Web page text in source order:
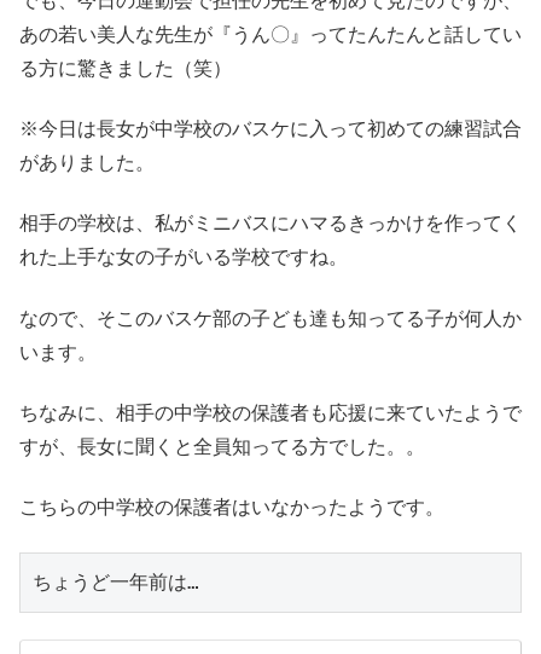
あの若い美人な先生が『うん〇』ってたんたんと話してい
る方に驚きました（笑）
※今日は長女が中学校のバスケに入って初めての練習試合
がありました。
相手の学校は、私がミニバスにハマるきっかけを作ってく
れた上手な女の子がいる学校ですね。
なので、そこのバスケ部の子ども達も知ってる子が何人か
います。
ちなみに、相手の中学校の保護者も応援に来ていたようで
すが、長女に聞くと全員知ってる方でした。。
こちらの中学校の保護者はいなかったようです。
ちょうど一年前は…